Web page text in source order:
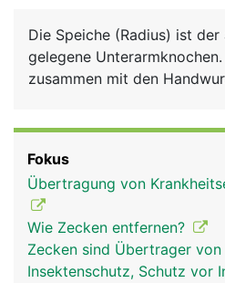
News
Rubriken
Die Speiche (Radius) ist
gelegene
zusammen mit den
Fokus
Übertragung von
Wie Zecken entfernen?
Zecken sind Übertrager
Insektenschutz, Schutz vor